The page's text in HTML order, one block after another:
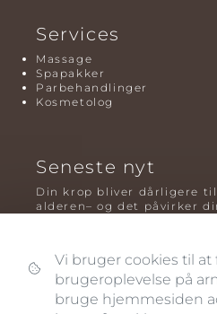
Services
Massage
Spapakker
Parbehandlinger
Kosmetolog
Seneste nyt
Din krop bliver dårligere
alderen– og det påvirker
Plyometrisk træning:
af det mest oversete for
og efter overgangsalderen
Vi bruger cookies til
brugeroplevelse på
bruge hjemmesiden